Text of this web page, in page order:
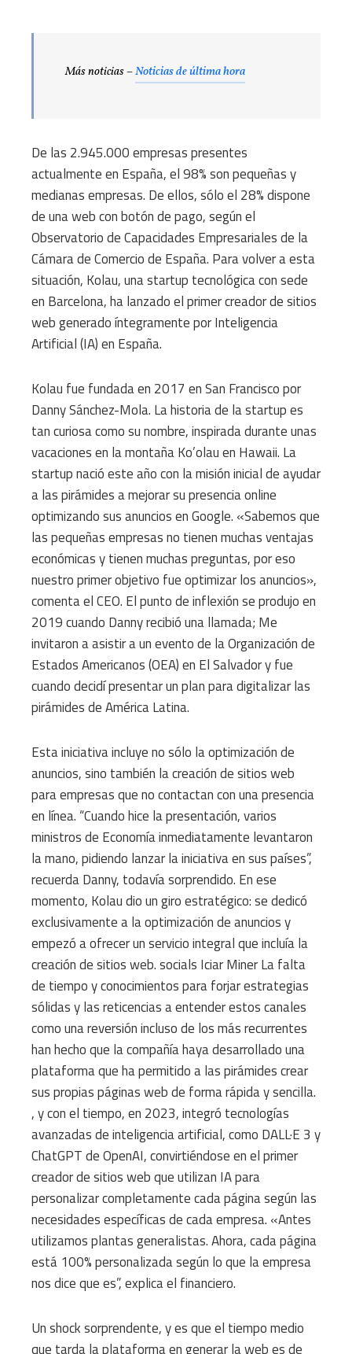
Más noticias –Noticias de última hora
De las 2.945.000 empresas presentes
actualmente en España, el 98% son pequeñas y
medianas empresas. De ellos, sólo el 28% dispone
de una web con botón de pago, según el
Observatorio de Capacidades Empresariales de la
Cámara de Comercio de España. Para volver a esta
situación, Kolau, una startup tecnológica con sede
en Barcelona, ​​ha lanzado el primer creador de sitios
web generado íntegramente por Inteligencia
Artificial (IA) en España.
Kolau fue fundada en 2017 en San Francisco por
Danny Sánchez-Mola. La historia de la startup es
tan curiosa como su nombre, inspirada durante unas
vacaciones en la montaña Ko’olau en Hawaii. La
startup nació este año con la misión inicial de ayudar
a las pirámides a mejorar su presencia online
optimizando sus anuncios en Google. «Sabemos que
las pequeñas empresas no tienen muchas ventajas
económicas y tienen muchas preguntas, por eso
nuestro primer objetivo fue optimizar los anuncios»,
comenta el CEO. El punto de inflexión se produjo en
2019 cuando Danny recibió una llamada; Me
invitaron a asistir a un evento de la Organización de
Estados Americanos (OEA) en El Salvador y fue
cuando decidí presentar un plan para digitalizar las
pirámides de América Latina.
Esta iniciativa incluye no sólo la optimización de
anuncios, sino también la creación de sitios web
para empresas que no contactan con una presencia
en línea. “Cuando hice la presentación, varios
ministros de Economía inmediatamente levantaron
la mano, pidiendo lanzar la iniciativa en sus países”,
recuerda Danny, todavía sorprendido. En ese
momento, Kolau dio un giro estratégico: se dedicó
exclusivamente a la optimización de anuncios y
empezó a ofrecer un servicio integral que incluía la
creación de sitios web. socials Iciar Miner La falta
de tiempo y conocimientos para forjar estrategias
sólidas y las reticencias a entender estos canales
como una reversión incluso de los más recurrentes
han hecho que la compañía haya desarrollado una
plataforma que ha permitido a las pirámides crear
sus propias páginas web de forma rápida y sencilla.
, y con el tiempo, en 2023, integró tecnologías
avanzadas de inteligencia artificial, como DALL·E 3 y
ChatGPT de OpenAI, convirtiéndose en el primer
creador de sitios web que utilizan IA para
personalizar completamente cada página según las
necesidades específicas de cada empresa. «Antes
utilizamos plantas generalistas. Ahora, cada página
está 100% personalizada según lo que la empresa
nos dice que es”, explica el financiero.
Un shock sorprendente, y es que el tiempo medio
que tarda la plataforma en generar la web es de